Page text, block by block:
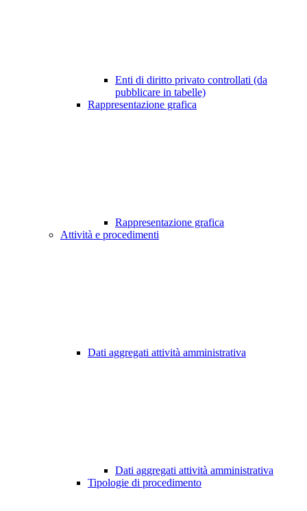
Enti di diritto privato controllati (da
pubblicare in tabelle)
Rappresentazione grafica
Rappresentazione grafica
Attività e procedimenti
Dati aggregati attività amministrativa
Dati aggregati attività amministrativa
Tipologie di procedimento